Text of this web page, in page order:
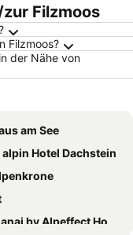
Filzmoos
Filzmoos?
der Nähe von
am See
alpin Hotel Dachstein
by Alpeffect Hotels